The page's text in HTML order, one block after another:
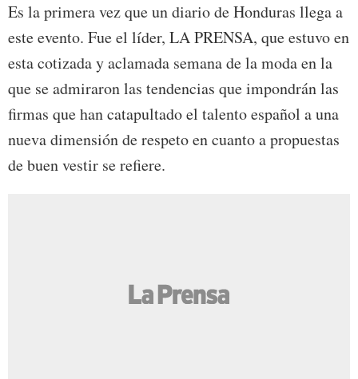
Es la primera vez que un diario de Honduras llega a
este evento. Fue el líder, LA PRENSA, que estuvo en
esta cotizada y aclamada semana de la moda en la
que se admiraron las tendencias que impondrán las
firmas que han catapultado el talento español a una
nueva dimensión de respeto en cuanto a propuestas
de buen vestir se refiere.